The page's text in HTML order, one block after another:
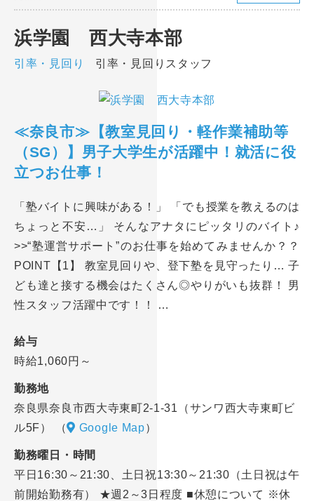
浜学園 西大寺本部
引率・見回り 引率・見回りスタッフ
≪奈良市≫【教室見回り・軽作業補助等
（SG）】男子大学生が活躍中！就活に役
立つお仕事！
「塾バイトに興味がある！」 「でも授業を教えるのは
ちょっと不安…」 そんなアナタにピッタリのバイト♪
>>“塾運営サポート”のお仕事を始めてみませんか？？
POINT【1】 教室見回りや、登下塾を見守ったり… 子
ども達と接する機会はたくさん◎やりがいも抜群！ 男
性スタッフ活躍中です！！ …
給与
時給1,060円～
勤務地
奈良県奈良市西大寺東町2-1-31（サンワ西大寺東町ビ
ル5F）
（ Google Map）
勤務曜日・時間
平日16:30～21:30、土日祝13:30～21:30（土日祝は午
前開始勤務有） ★週2～3日程度 ■休憩について ※休